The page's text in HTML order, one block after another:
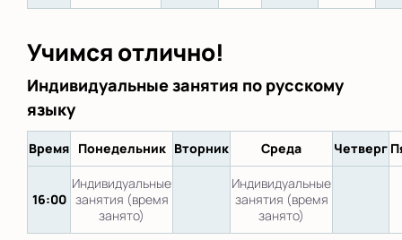
Учимся отлично!
Индивидуальные занятия по русскому
языку
Время Понедельник Вторник Среда Четверг
16:00
Индивидуальные
занятия (время
занято)
Индивидуальные
занятия (время
занято)